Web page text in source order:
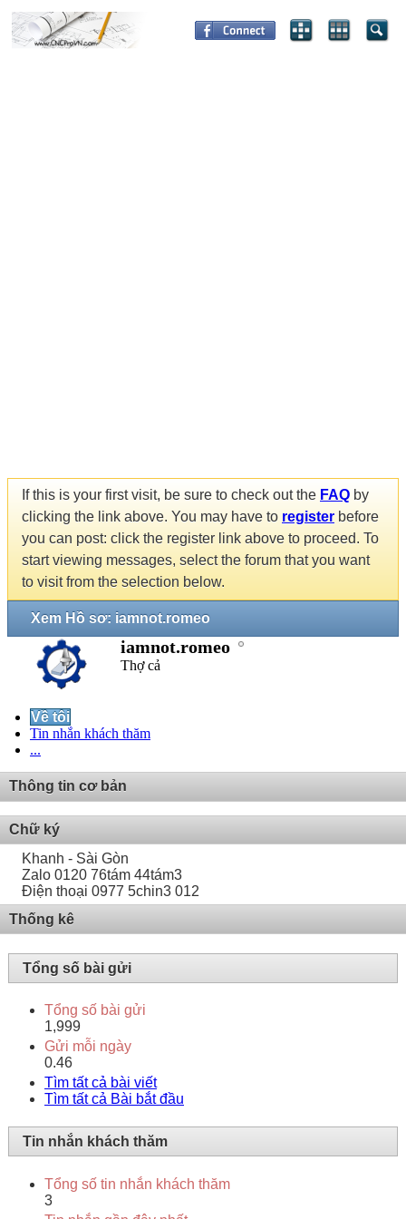
If this is your first visit, be sure to check out the FAQ by
clicking the link above. You may have to register before
you can post: click the register link above to proceed. To
start viewing messages, select the forum that you want
to visit from the selection below.
Xem Hồ sơ: iamnot.romeo
iamnot.romeo
Thợ cả
Về tôi
Tin nhắn khách thăm
...
Thông tin cơ bản
Chữ ký
Khanh - Sài Gòn
Zalo 0120 76tám 44tám3
Điện thoại 0977 5chin3 012
Thống kê
Tổng số bài gửi
Tổng số bài gửi
1,999
Gửi mỗi ngày
0.46
Tìm tất cả bài viết
Tìm tất cả Bài bắt đầu
Tin nhắn khách thăm
Tổng số tin nhắn khách thăm
3